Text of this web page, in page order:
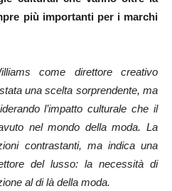
più importanti per i marchi
come direttore creativo
una scelta sorprendente, ma
l’impatto culturale che il
nel mondo della moda. La
contrastanti, ma indica una
del lusso: la necessità di
al di là della moda.